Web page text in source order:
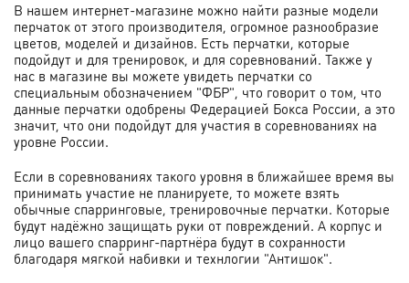
В нашем интернет-магазине можно найти разные модели
перчаток от этого производителя, огромное разнообразие
цветов, моделей и дизайнов. Есть перчатки, которые
подойдут и для тренировок, и для соревнований. Также у
нас в магазине вы можете увидеть перчатки со
специальным обозначением "ФБР", что говорит о том, что
данные перчатки одобрены Федерацией Бокса России, а это
значит, что они подойдут для участия в соревнованиях на
уровне России.
Если в соревнованиях такого уровня в ближайшее время вы
принимать участие не планируете, то можете взять
обычные спарринговые, тренировочные перчатки. Которые
будут надёжно защищать руки от повреждений. А корпус и
лицо вашего спарринг-партнёра будут в сохранности
благодаря мягкой набивки и технлогии "Антишок".